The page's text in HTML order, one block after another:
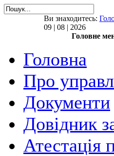
Ви знаходитесь:
09 | 08 | 2026
Головне
Головна
Про
Документи
Довідник
Атестація